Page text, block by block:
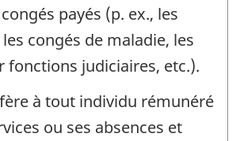
payés (p. ex., les
congés de maladie, les
fonctions judiciaires, etc.).
à tout individu rémunéré
ou ses absences et